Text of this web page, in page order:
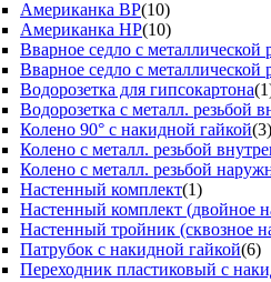
Американка ВР(10)
Американка НР(10)
Вварное седло с металлической
Вварное седло с металлической
Водорозетка для гипсокартона
Водорозетка с металл. резьбой
Колено 90° с накидной гайкой(3)
Колено с металл. резьбой
Колено с металл. резьбой
Настенный комплект(1)
Настенный комплект (двойное
Настенный тройник (сквозное
Патрубок с накидной гайкой(6)
Переходник пластиковый с